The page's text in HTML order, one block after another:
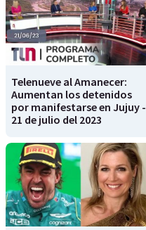
Telenueve al Amanecer:
Aumentan los detenidos
por manifestarse en Jujuy -
21 de julio del 2023